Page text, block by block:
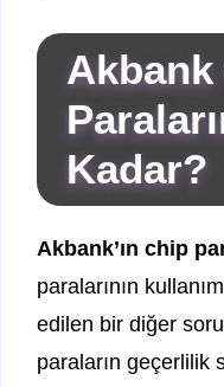
Akbank
Kadar?
Akbank’ın chip
paralarının
edilen bir diğer soru
paraların geçerlilik